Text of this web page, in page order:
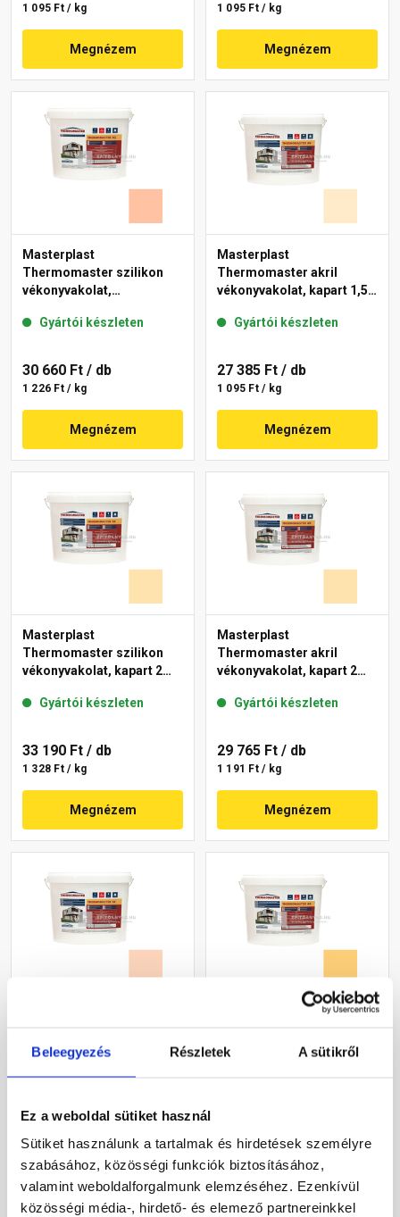
Beleegyezés Részletek A sütikről
Ez a weboldal sütiket használ
Sütiket használunk a tartalmak és hirdetések személyre
szabásához, közösségi funkciók biztosításához,
valamint weboldalforgalmunk elemzéséhez. Ezenkívül
közösségi média-, hirdető- és elemező partnereinkkel
1 095 Ft / kg
Megnézem
1 095 Ft / kg
Megnézem
Masterplast
Thermomaster szilikon
vékonyvakolat,
15-D 25 kg
Gyártói készleten
30 660 Ft / db
1 226 Ft / kg
Megnézem
Masterplast
Thermomaster akril
vékonyvakolat, kapart 1,5
Gyártói készleten
27 385 Ft / db
1 095 Ft / kg
Megnézem
Masterplast
Thermomaster szilikon
vékonyvakolat, kapart 2
Gyártói készleten
33 190 Ft / db
1 328 Ft / kg
Megnézem
Masterplast
Thermomaster akril
vékonyvakolat, kapart 2
Gyártói készleten
29 765 Ft / db
1 191 Ft / kg
Megnézem
vékonyvakolat, kapart 2
1 226 Ft / kg
Megnézem
vékonyvakolat, kapart 1,5
1 631 Ft / kg
Megnézem